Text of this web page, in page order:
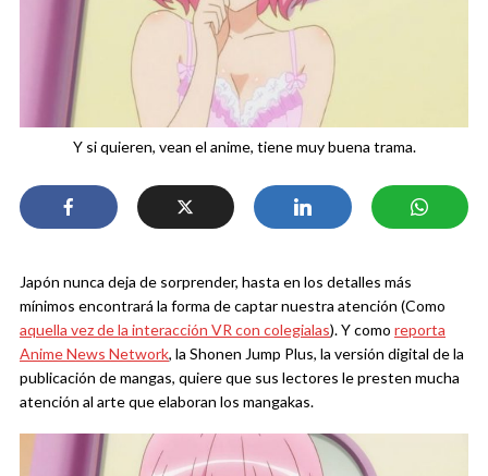
Y si quieren, vean el anime, tiene muy buena trama.
Japón nunca deja de sorprender, hasta en los detalles más
mínimos encontrará la forma de captar nuestra atención (Como
aquella vez de la interacción VR con colegialas). Y como reporta
Anime News Network, la Shonen Jump Plus, la versión digital de la
publicación de mangas, quiere que sus lectores le presten mucha
atención al arte que elaboran los mangakas.